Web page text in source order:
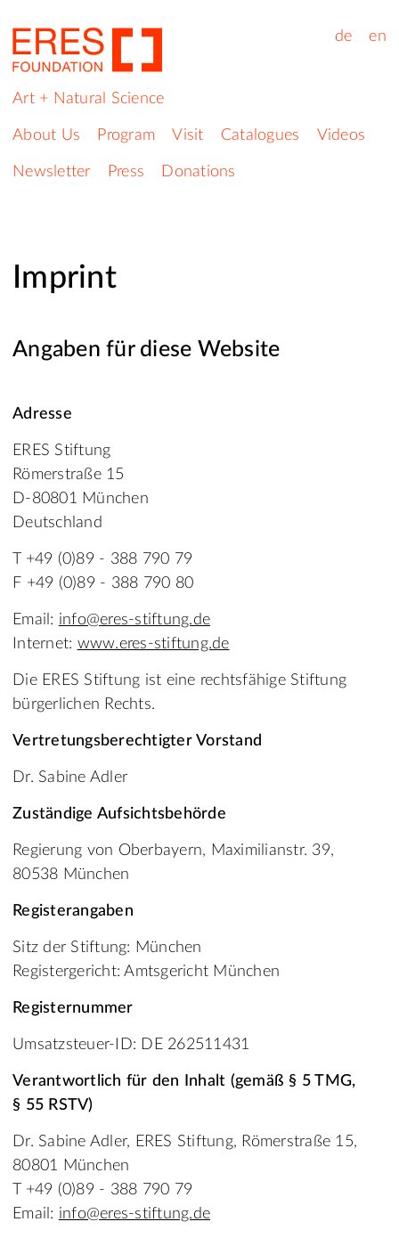
de en
Art + Natural Science
About Us Program Visit Catalogues Videos
Newsletter Press Donations
Imprint
Angaben für diese Website
Adresse
ERES Stiftung
Römerstraße 15
D-80801 München
Deutschland
T +49 (0)89 - 388 790 79
F +49 (0)89 - 388 790 80
Email: info@eres-stiftung.de
Internet: www.eres-stiftung.de
Die ERES Stiftung ist eine rechtsfähige Stiftung
bürgerlichen Rechts.
Vertretungsberechtigter Vorstand
Dr. Sabine Adler
Zuständige Aufsichtsbehörde
Regierung von Oberbayern, Maximilianstr. 39,
80538 München
Registerangaben
Sitz der Stiftung: München
Registergericht: Amtsgericht München
Registernummer
Umsatzsteuer-ID: DE 262511431
Verantwortlich für den Inhalt (gemäß § 5 TMG,
§ 55 RSTV)
Dr. Sabine Adler, ERES Stiftung, Römerstraße 15,
80801 München
T +49 (0)89 - 388 790 79
Email: info@eres-stiftung.de